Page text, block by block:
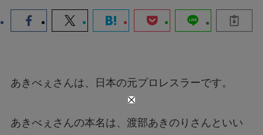
あきべぇさんは、日本の元プロレスラーです。
あきべぇさんの本名は、渡部あきのりさんといい